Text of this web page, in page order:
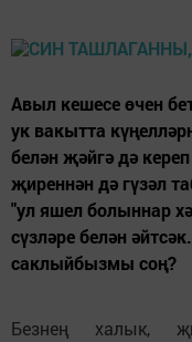
Авыл кешесе өчен
ук вакытта
белән җәйгә дә
җиреннән дә гүзәл
"ул яшел болыннар
сүзләре белән
саклыйбызмы соң?
Безнең халык,